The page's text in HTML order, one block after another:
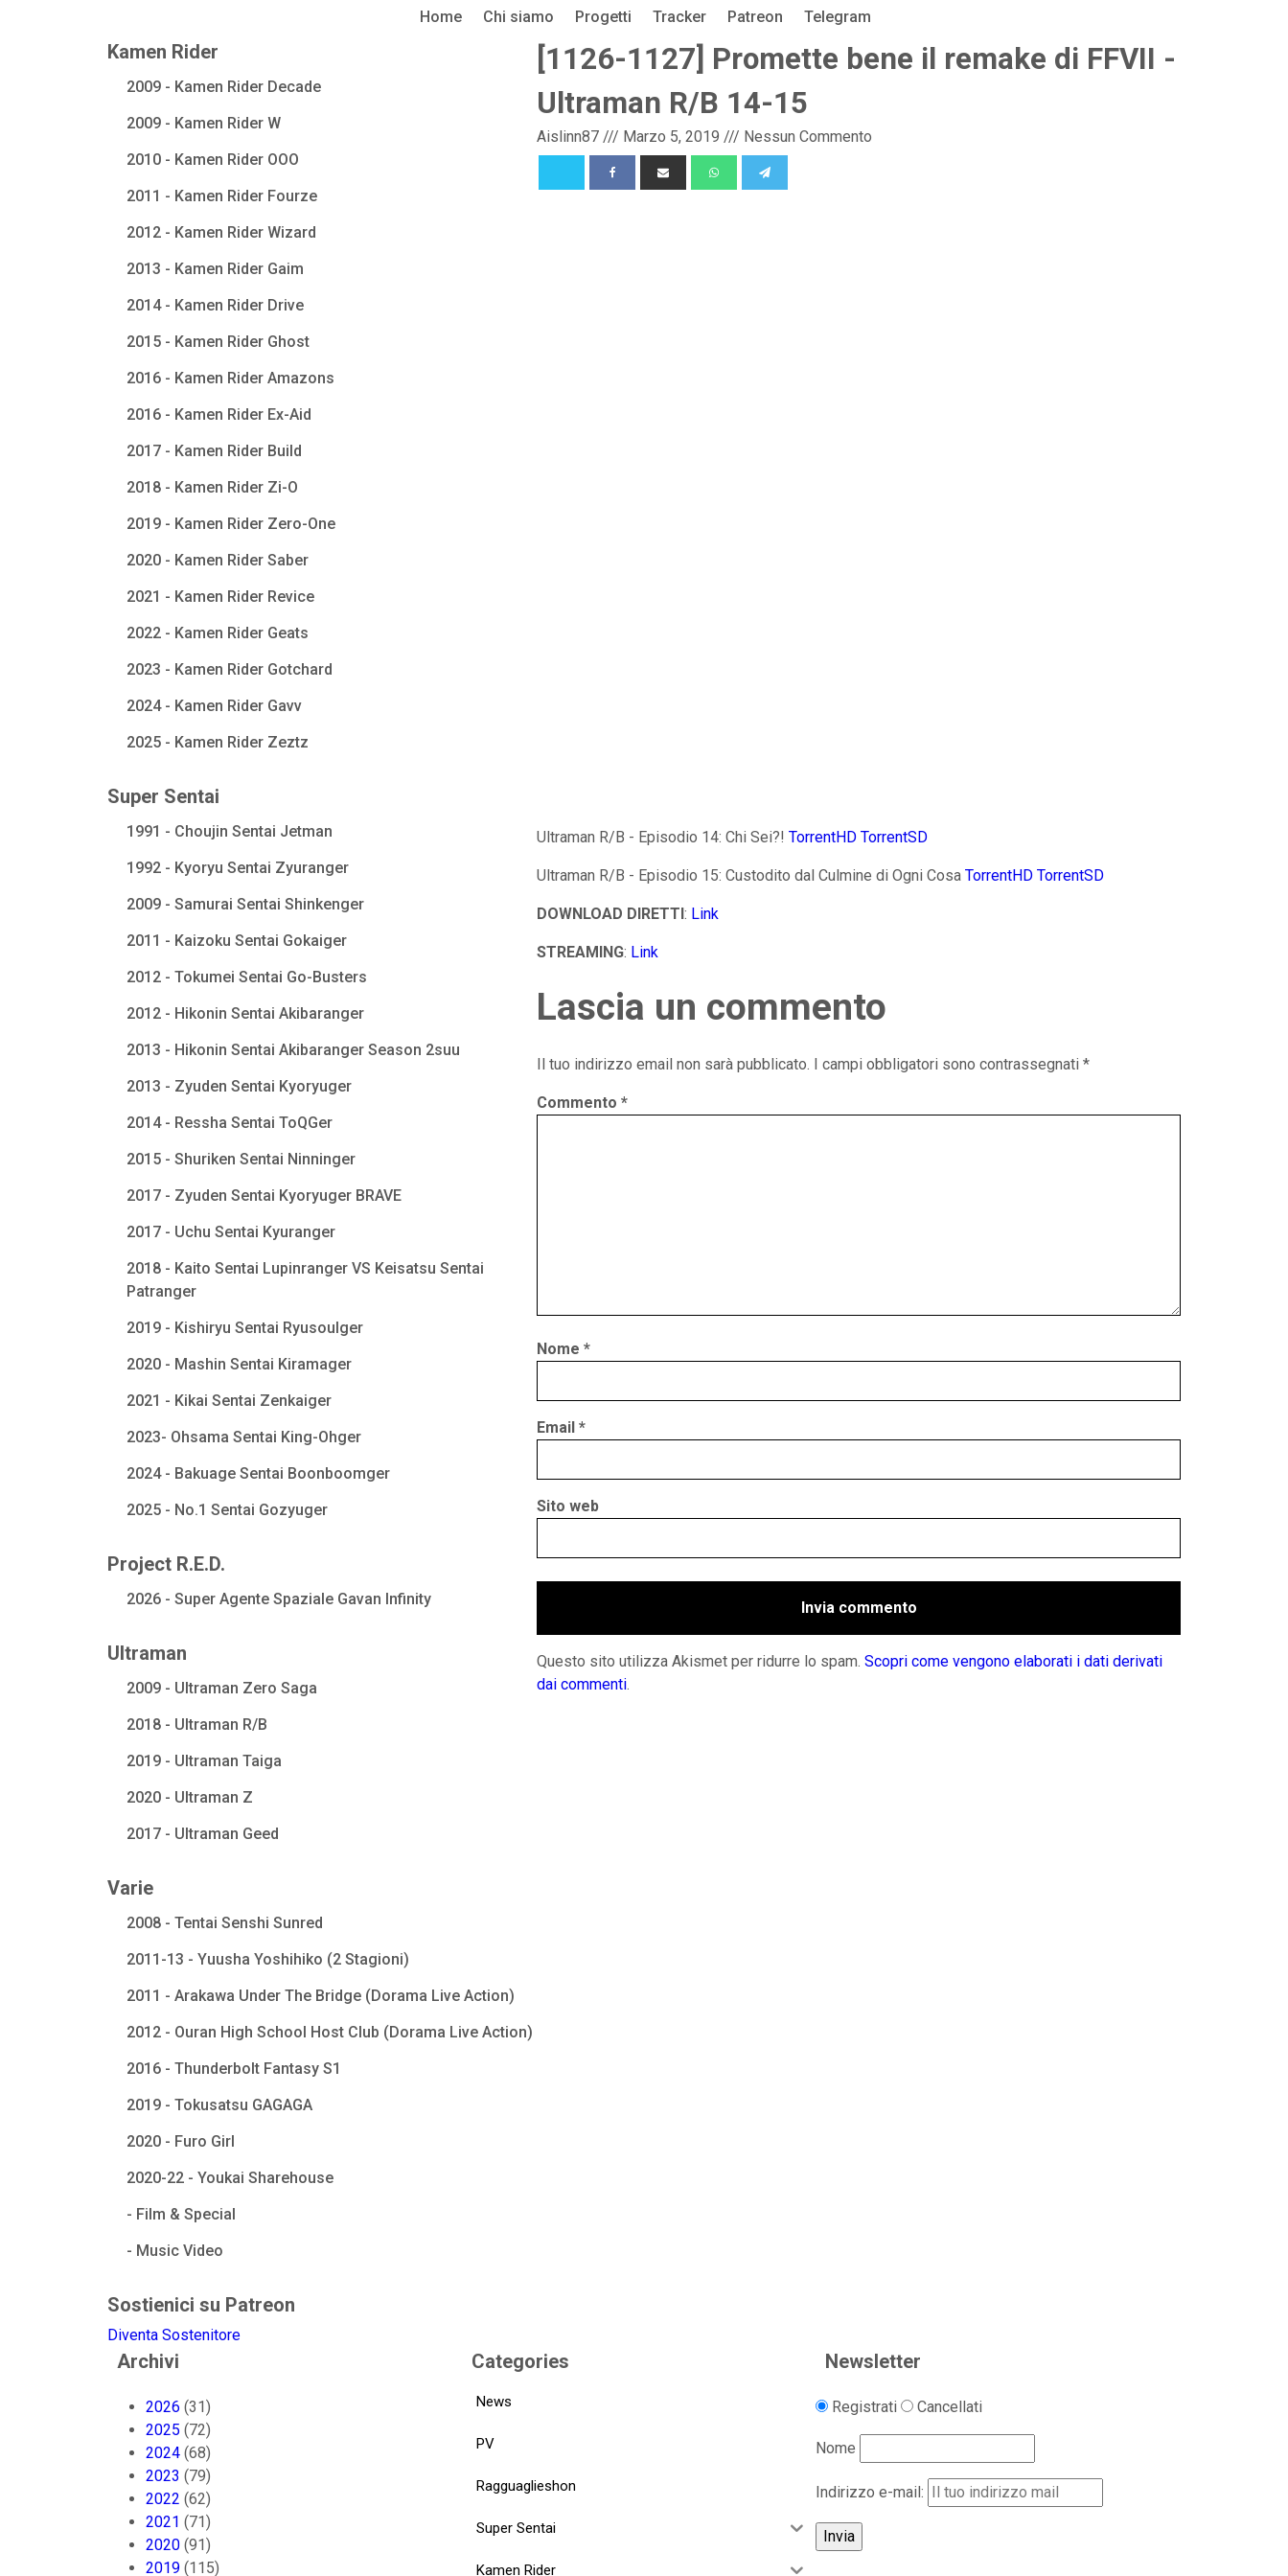
Home Chi siamo Progetti Tracker Patreon Telegram
Kamen Rider
2009 - Kamen Rider Decade
2009 - Kamen Rider W
2010 - Kamen Rider OOO
2011 - Kamen Rider Fourze
2012 - Kamen Rider Wizard
2013 - Kamen Rider Gaim
2014 - Kamen Rider Drive
2015 - Kamen Rider Ghost
2016 - Kamen Rider Amazons
2016 - Kamen Rider Ex-Aid
2017 - Kamen Rider Build
2018 - Kamen Rider Zi-O
2019 - Kamen Rider Zero-One
2020 - Kamen Rider Saber
2021 - Kamen Rider Revice
2022 - Kamen Rider Geats
2023 - Kamen Rider Gotchard
2024 - Kamen Rider Gavv
2025 - Kamen Rider Zeztz
Super Sentai
1991 - Choujin Sentai Jetman
1992 - Kyoryu Sentai Zyuranger
2009 - Samurai Sentai Shinkenger
2011 - Kaizoku Sentai Gokaiger
2012 - Tokumei Sentai Go-Busters
2012 - Hikonin Sentai Akibaranger
2013 - Hikonin Sentai Akibaranger Season 2suu
2013 - Zyuden Sentai Kyoryuger
2014 - Ressha Sentai ToQGer
2015 - Shuriken Sentai Ninninger
2017 - Zyuden Sentai Kyoryuger BRAVE
2017 - Uchu Sentai Kyuranger
2018 - Kaito Sentai Lupinranger VS Keisatsu Sentai
Patranger
2019 - Kishiryu Sentai Ryusoulger
2020 - Mashin Sentai Kiramager
2021 - Kikai Sentai Zenkaiger
2023- Ohsama Sentai King-Ohger
2024 - Bakuage Sentai Boonboomger
2025 - No.1 Sentai Gozyuger
Project R.E.D.
2026 - Super Agente Spaziale Gavan Infinity
Ultraman
2009 - Ultraman Zero Saga
2018 - Ultraman R/B
2019 - Ultraman Taiga
2020 - Ultraman Z
2017 - Ultraman Geed
Varie
2008 - Tentai Senshi Sunred
2011-13 - Yuusha Yoshihiko (2 Stagioni)
2011 - Arakawa Under The Bridge (Dorama Live Action)
2012 - Ouran High School Host Club (Dorama Live Action)
2016 - Thunderbolt Fantasy S1
2019 - Tokusatsu GAGAGA
2020 - Furo Girl
2020-22 - Youkai Sharehouse
- Film & Special
- Music Video
Sostienici su Patreon
Diventa Sostenitore
[1126-1127] Promette bene il remake di FFVII -
Ultraman R/B 14-15
Aislinn87 /// Marzo 5, 2019 /// Nessun Commento
Ultraman R/B - Episodio 14: Chi Sei?! TorrentHD TorrentSD
Ultraman R/B - Episodio 15: Custodito dal Culmine di Ogni Cosa TorrentHD TorrentSD
DOWNLOAD DIRETTI: Link
STREAMING: Link
Lascia un commento
Il tuo indirizzo email non sarà pubblicato. I campi obbligatori sono contrassegnati *
Commento *
Nome *
Email *
Sito web
Questo sito utilizza Akismet per ridurre lo spam. Scopri come vengono elaborati i dati derivati
dai commenti.
Archivi
2026 (31)
2025 (72)
2024 (68)
2023 (79)
2022 (62)
2021 (71)
2020 (91)
2019 (115)
Categories
News
PV
Ragguaglieshon
Super Sentai
Kamen Rider
Newsletter
Registrati Cancellati
Nome
Indirizzo e-mail: